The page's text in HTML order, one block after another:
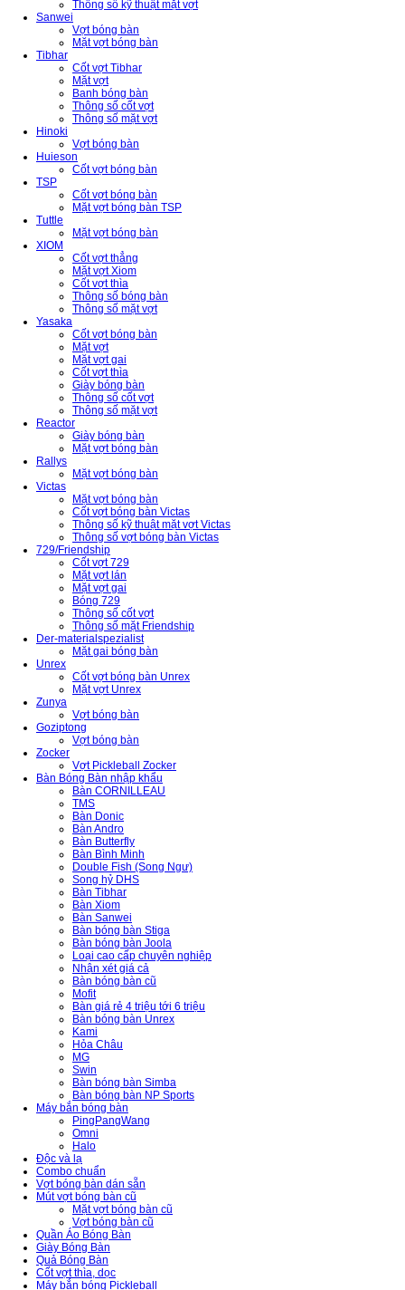
Thông số kỹ thuật mặt vợt
Sanwei
Vợt bóng bàn
Mặt vợt bóng bàn
Tibhar
Cốt vợt Tibhar
Mặt vợt
Banh bóng bàn
Thông số cốt vợt
Thông số mặt vợt
Hinoki
Vợt bóng bàn
Huieson
Cốt vợt bóng bàn
TSP
Cốt vợt bóng bàn
Mặt vợt bóng bàn TSP
Tuttle
Mặt vợt bóng bàn
XIOM
Cốt vợt thẳng
Mặt vợt Xiom
Cốt vợt thìa
Thông số bóng bàn
Thông số mặt vợt
Yasaka
Cốt vợt bóng bàn
Mặt vợt
Mặt vợt gai
Cốt vợt thìa
Giày bóng bàn
Thông số cốt vợt
Thông số mặt vợt
Reactor
Giày bóng bàn
Mặt vợt bóng bàn
Rallys
Mặt vợt bóng bàn
Victas
Mặt vợt bóng bàn
Cốt vợt bóng bàn Victas
Thông số kỹ thuật mặt vợt Victas
Thông số vợt bóng bàn Victas
729/Friendship
Cốt vợt 729
Mặt vợt lán
Mặt vợt gai
Bóng 729
Thông số cốt vợt
Thông số mặt Friendship
Der-materialspezialist
Mặt gai bóng bàn
Unrex
Cốt vợt bóng bàn Unrex
Mặt vợt Unrex
Zunya
Vợt bóng bàn
Goziptong
Vợt bóng bàn
Zocker
Vợt Pickleball Zocker
Bàn Bóng Bàn nhập khẩu
Bàn CORNILLEAU
TMS
Bàn Donic
Bàn Andro
Bàn Butterfly
Bàn Bình Minh
Double Fish (Song Ngư)
Song hỷ DHS
Bàn Tibhar
Bàn Xiom
Bàn Sanwei
Bàn bóng bàn Stiga
Bàn bóng bàn Joola
Loại cao cấp chuyên nghiệp
Nhận xét giá cả
Bàn bóng bàn cũ
Mofit
Bàn giá rẻ 4 triệu tới 6 triệu
Bàn bóng bàn Unrex
Kami
Hỏa Châu
MG
Swin
Bàn bóng bàn Simba
Bàn bóng bàn NP Sports
Máy bắn bóng bàn
PingPangWang
Omni
Halo
Độc và lạ
Combo chuẩn
Vợt bóng bàn dán sẵn
Mút vợt bóng bàn cũ
Mặt vợt bóng bàn cũ
Vợt bóng bàn cũ
Quần Áo Bóng Bàn
Giày Bóng Bàn
Quả Bóng Bàn
Cốt vợt thìa, dọc
Máy bắn bóng Pickleball